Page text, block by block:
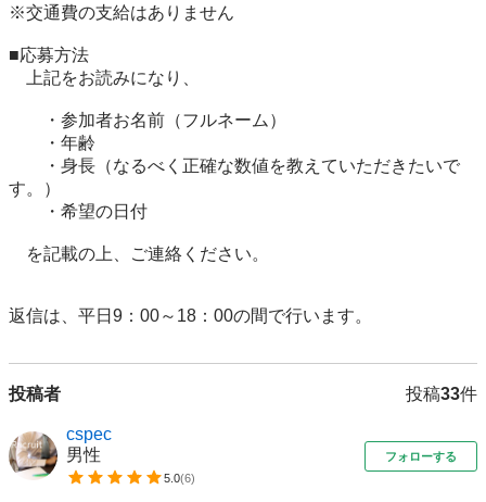
※交通費の支給はありません
■応募方法
上記をお読みになり、
・参加者お名前（フルネーム）
・年齢
・身長（なるべく正確な数値を教えていただきたいで
す。）
・希望の日付
を記載の上、ご連絡ください。
返信は、平日9：00～18：00の間で行います。
投稿者 投稿33件
cspec
男性
5.0(6)
フォローする